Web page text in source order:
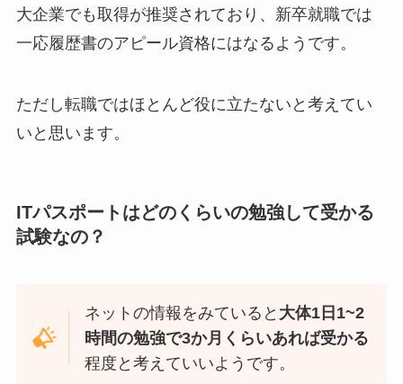
大企業でも取得が推奨されており、新卒就職では
一応履歴書のアピール資格にはなるようです。
ただし転職ではほとんど役に立たないと考えてい
いと思います。
ITパスポートはどのくらいの勉強して受かる
試験なの？
ネットの情報をみていると 大体1日1~2
時間の勉強で3か月くらいあれば受かる
程度と考えていいようです。